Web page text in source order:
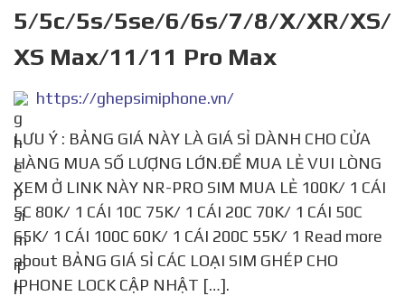
5/5c/5s/5se/6/6s/7/8/X/XR/XS/
XS Max/11/11 Pro Max
https://ghepsimiphone.vn/
LƯU Ý : BẢNG GIÁ NÀY LÀ GIÁ SỈ DÀNH CHO CỬA
HÀNG MUA SỐ LƯỢNG LỚN.ĐỂ MUA LẺ VUI LÒNG
XEM Ở LINK NÀY NR-PRO SIM MUA LẺ 100K/ 1 CÁI
5C 80K/ 1 CÁI 10C 75K/ 1 CÁI 20C 70K/ 1 CÁI 50C
65K/ 1 CÁI 100C 60K/ 1 CÁI 200C 55K/ 1 Read more
about BẢNG GIÁ SỈ CÁC LOẠI SIM GHÉP CHO
IPHONE LOCK CẬP NHẬT […].